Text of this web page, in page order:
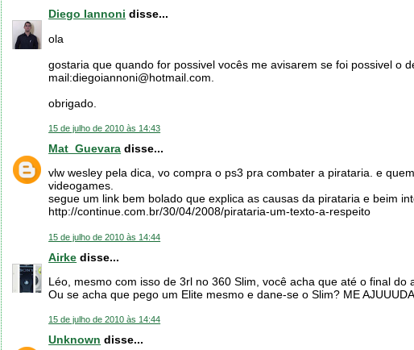
Diego Iannoni disse...
ola
gostaria que quando for possivel vocês me avisarem se foi possivel o
mail:diegoiannoni@hotmail.com.
obrigado.
15 de julho de 2010 às 14:43
Mat_Guevara disse...
vlw wesley pela dica, vo compra o ps3 pra combater a pirataria. e
videogames.
segue um link bem bolado que explica as causas da pirataria e beim
http://continue.com.br/30/04/2008/pirataria-um-texto-a-respeito
15 de julho de 2010 às 14:44
Airke disse...
Léo, mesmo com isso de 3rl no 360 Slim, você acha que até o final
Ou se acha que pego um Elite mesmo e dane-se o Slim? ME AJUUUDA
15 de julho de 2010 às 14:44
Unknown disse...